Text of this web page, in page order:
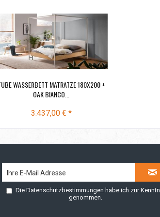
WASSERBETT MATRATZE 180X200 +
OAK BIANCO...
3.437,00 € *
Die Datenschutzbestimmungen habe ich zur
genommen.